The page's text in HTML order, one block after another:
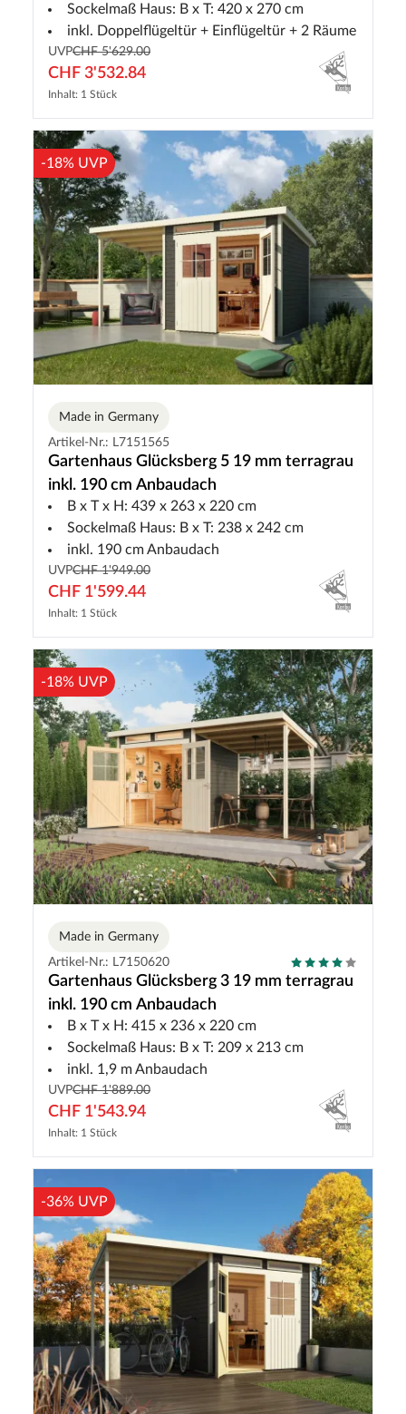
Sockelmaß Haus: B x T: 420 x 270 cm
inkl. Doppelflügeltür + Einflügeltür + 2 Räume
UVPCHF 5'629.00
CHF 3'532.84
Inhalt: 1 Stück
-18% UVP
Made in Germany
Artikel-Nr.: L7151565
Gartenhaus Glücksberg 5 19 mm terragrau
inkl. 190 cm Anbaudach
B x T x H: 439 x 263 x 220 cm
Sockelmaß Haus: B x T: 238 x 242 cm
inkl. 190 cm Anbaudach
UVPCHF 1'949.00
CHF 1'599.44
Inhalt: 1 Stück
-18% UVP
Made in Germany
Artikel-Nr.: L7150620
Gartenhaus Glücksberg 3 19 mm terragrau
inkl. 190 cm Anbaudach
B x T x H: 415 x 236 x 220 cm
Sockelmaß Haus: B x T: 209 x 213 cm
inkl. 1,9 m Anbaudach
UVPCHF 1'889.00
CHF 1'543.94
Inhalt: 1 Stück
-36% UVP